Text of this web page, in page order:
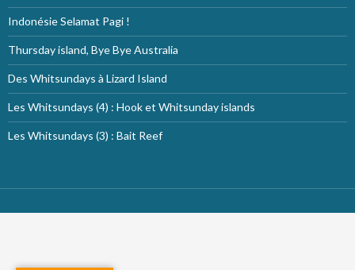
Indonésie Selamat Pagi !
Thursday island, Bye Bye Australia
Des Whitsundays à Lizard Island
Les Whitsundays (4) : Hook et Whitsunday islands
Les Whitsundays (3) : Bait Reef